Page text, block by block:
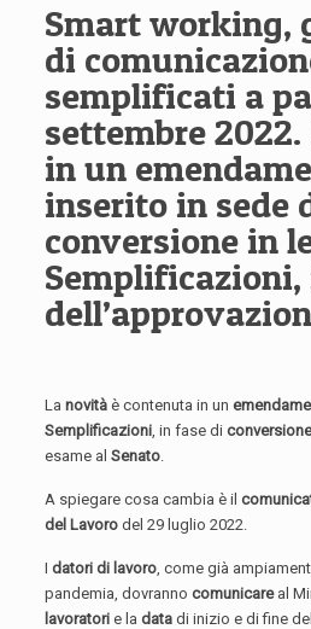
Smart working,
di
semplificati a
settembre
in un
inserito in sede
conversione in
Lanovità è contenuta in un
Semplificazioni, in fase di
esame alSenato.
A spiegare cosa cambia è il
del Lavoro del 29 luglio 2022.
Idatori di lavoro, come già
pandemia, dovrannocomunicareal
lavoratori e ladata di inizio e di fine